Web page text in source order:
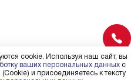
cookie. Используя наш сайт, вы
ваших персональных данныхс
и присоединяетесь к тексту